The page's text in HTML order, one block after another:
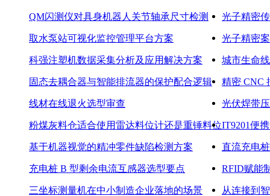
QM闪测仪对具身机器人关节轴承尺寸检测 光子精密
取水泵站可视化监控管理平台方案 光子精密
科强注塑机数据采集分析及应用解决方案 城市生命
固态去耦合器与智能排流器的保护配合逻辑 精密 CNC
线材在线退火选型审查 光伏焊带
粉煤灰料仓适合使用雷达料位计还是重锤料位IT9201便
基于机器视觉的精冲零件缺陷检测方案 直流充电
充电桩 B 型剩余电流互感器选型要点
三坐标测量机在中小制造企业落地的场景